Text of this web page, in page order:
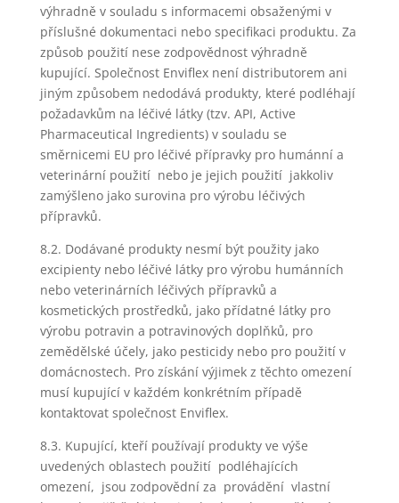
výhradně v souladu s informacemi obsaženými v
příslušné dokumentaci nebo specifikaci produktu. Za
způsob použití nese zodpovědnost výhradně
kupující. Společnost Enviflex není distributorem ani
jiným způsobem nedodává produkty, které podléhají
požadavkům na léčivé látky (tzv. API, Active
Pharmaceutical Ingredients) v souladu se
směrnicemi EU pro léčivé přípravky pro humánní a
veterinární použití nebo je jejich použití jakkoliv
zamýšleno jako surovina pro výrobu léčivých
přípravků.
8.2. Dodávané produkty nesmí být použity jako
excipienty nebo léčivé látky pro výrobu humánních
nebo veterinárních léčivých přípravků a
kosmetických prostředků, jako přídatné látky pro
výrobu potravin a potravinových doplňků, pro
zemědělské účely, jako pesticidy nebo pro použití v
domácnostech. Pro získání výjimek z těchto omezení
musí kupující v každém konkrétním případě
kontaktovat společnost Enviflex.
8.3. Kupující, kteří používají produkty ve výše
uvedených oblastech použití podléhajících
omezení, jsou zodpovědní za provádění vlastní